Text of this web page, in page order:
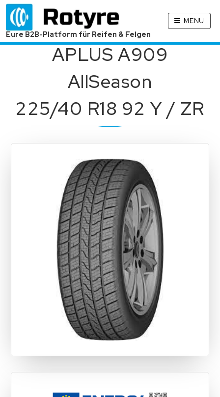
Eure B2B-Platform für Reifen & Felgen
MENU
APLUS A909
AllSeason
225/40 R18 92 Y / ZR